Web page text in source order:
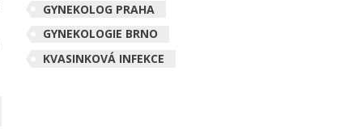
GYNEKOLOG PRAHA
GYNEKOLOGIE BRNO
KVASINKOVÁ INFEKCE